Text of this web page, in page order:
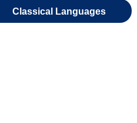
Classical Languages